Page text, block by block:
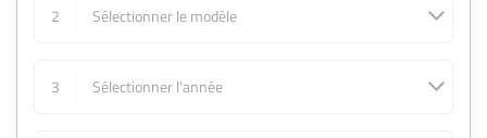
2 Sélectionner le modèle
3 Sélectionner l'année